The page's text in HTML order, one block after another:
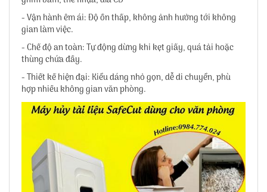
- Vận hành êm ái: Độ ồn thấp, không ảnh hưởng tới không
gian làm việc.
- Chế độ an toàn: Tự động dừng khi kẹt giấy, quá tải hoặc
thùng chứa đầy.
- Thiết kế hiện đại: Kiểu dáng nhỏ gọn, dễ di chuyển, phù
hợp nhiều không gian văn phòng.